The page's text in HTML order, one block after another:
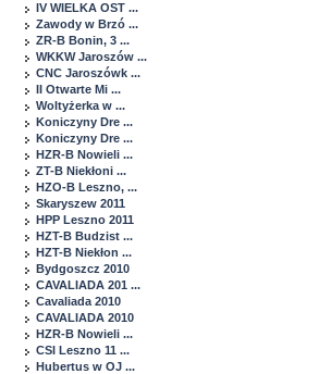
IV WIELKA OST ...
Zawody w Brzó ...
ZR-B Bonin, 3 ...
WKKW Jaroszów ...
CNC Jaroszówk ...
II Otwarte Mi ...
Woltyżerka w ...
Koniczyny Dre ...
Koniczyny Dre ...
HZR-B Nowieli ...
ZT-B Niekłoni ...
HZO-B Leszno, ...
Skaryszew 2011
HPP Leszno 2011
HZT-B Budzist ...
HZT-B Niekłon ...
Bydgoszcz 2010
CAVALIADA 201 ...
Cavaliada 2010
CAVALIADA 2010
HZR-B Nowieli ...
CSI Leszno 11 ...
Hubertus w OJ ...